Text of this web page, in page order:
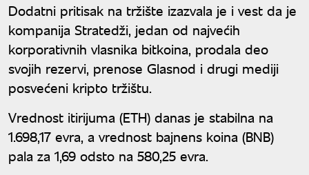
Dodatni pritisak na tržište izazvala je i vest da je
kompanija Stratedži, jedan od najvećih
korporativnih vlasnika bitkoina, prodala deo
svojih rezervi, prenose Glasnod i drugi mediji
posvećeni kripto tržištu.
Vrednost itirijuma (ETH) danas je stabilna na
1.698,17 evra, a vrednost bajnens koina (BNB)
pala za 1,69 odsto na 580,25 evra.